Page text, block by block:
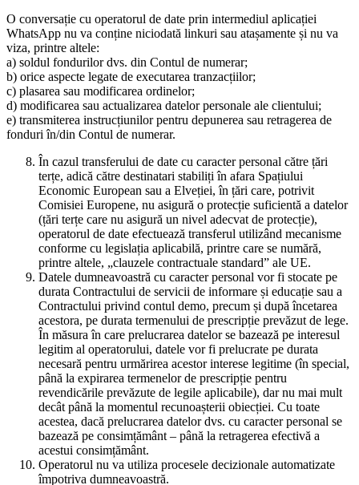
O conversație cu operatorul de date prin intermediul aplicației
WhatsApp nu va conține niciodată linkuri sau atașamente și nu va
viza, printre altele:
a) soldul fondurilor dvs. din Contul de numerar;
b) orice aspecte legate de executarea tranzacțiilor;
c) plasarea sau modificarea ordinelor;
d) modificarea sau actualizarea datelor personale ale clientului;
e) transmiterea instrucțiunilor pentru depunerea sau retragerea de
fonduri în/din Contul de numerar.
În cazul transferului de date cu caracter personal către țări
terțe, adică către destinatari stabiliți în afara Spațiului
Economic European sau a Elveției, în țări care, potrivit
Comisiei Europene, nu asigură o protecție suficientă a datelor
(țări terțe care nu asigură un nivel adecvat de protecție),
operatorul de date efectuează transferul utilizând mecanisme
conforme cu legislația aplicabilă, printre care se numără,
printre altele, „clauzele contractuale standard” ale UE.
Datele dumneavoastră cu caracter personal vor fi stocate pe
durata Contractului de servicii de informare și educație sau a
Contractului privind contul demo, precum și după încetarea
acestora, pe durata termenului de prescripție prevăzut de lege.
În măsura în care prelucrarea datelor se bazează pe interesul
legitim al operatorului, datele vor fi prelucrate pe durata
necesară pentru urmărirea acestor interese legitime (în special,
până la expirarea termenelor de prescripție pentru
revendicările prevăzute de legile aplicabile), dar nu mai mult
decât până la momentul recunoașterii obiecției. Cu toate
acestea, dacă prelucrarea datelor dvs. cu caracter personal se
bazează pe consimțământ – până la retragerea efectivă a
acestui consimțământ.
Operatorul nu va utiliza procesele decizionale automatizate
împotriva dumneavoastră.